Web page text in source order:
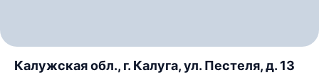
Калужская обл., г. Калуга, ул. Пестеля, д. 13